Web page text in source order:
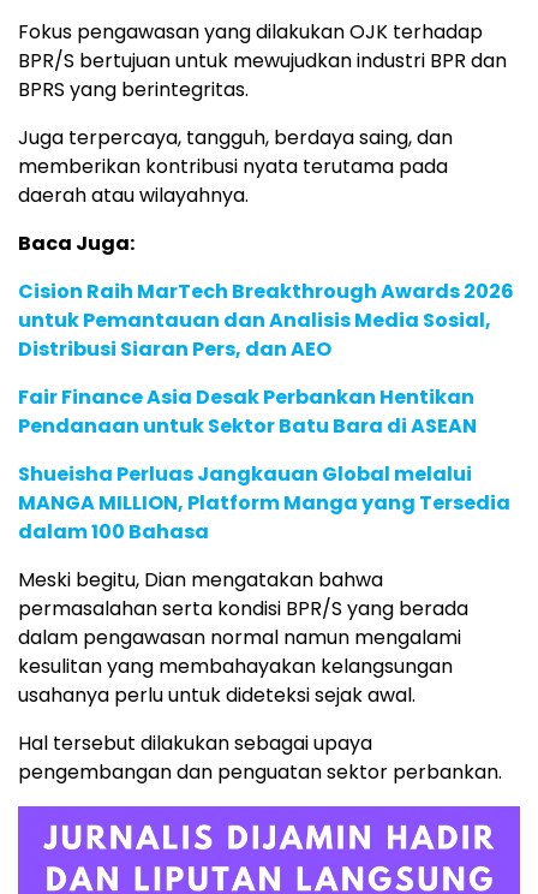
Fokus pengawasan yang dilakukan OJK terhadap
BPR/S bertujuan untuk mewujudkan industri BPR dan
BPRS yang berintegritas.
Juga terpercaya, tangguh, berdaya saing, dan
memberikan kontribusi nyata terutama pada
daerah atau wilayahnya.
Baca Juga:
Cision Raih MarTech Breakthrough Awards 2026
untuk Pemantauan dan Analisis Media Sosial,
Distribusi Siaran Pers, dan AEO
Fair Finance Asia Desak Perbankan Hentikan
Pendanaan untuk Sektor Batu Bara di ASEAN
Shueisha Perluas Jangkauan Global melalui
MANGA MILLION, Platform Manga yang Tersedia
dalam 100 Bahasa
Meski begitu, Dian mengatakan bahwa
permasalahan serta kondisi BPR/S yang berada
dalam pengawasan normal namun mengalami
kesulitan yang membahayakan kelangsungan
usahanya perlu untuk dideteksi sejak awal.
Hal tersebut dilakukan sebagai upaya
pengembangan dan penguatan sektor perbankan.